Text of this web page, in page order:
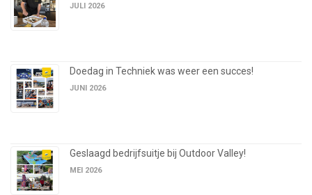
JULI 2026
Doedag in Techniek was weer een succes!
JUNI 2026
Geslaagd bedrijfsuitje bij Outdoor Valley!
MEI 2026